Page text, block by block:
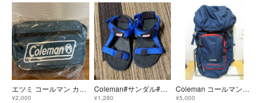
エツミ コールマン カメラショルダーバッグMS メランジブルー VCO-8747
¥2,000
Coleman#サンダル#19cmキッズ用青
¥1,280
Coleman コールマン POWER LOADER 33 リュックサック 紺×赤 ネイビー レッド S7/19②
¥5,000